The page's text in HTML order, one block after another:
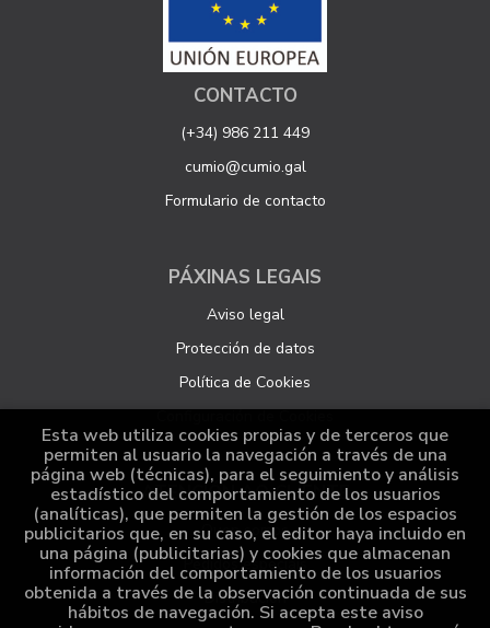
CONTACTO
(+34) 986 211 449
cumio@cumio.gal
Formulario de contacto
PÁXINAS LEGAIS
Aviso legal
Protección de datos
Política de Cookies
ATENCIÓN AO CLIENTE
Quen somos
Pedidos especiais
Distribución
Esta web utiliza cookies propias y de terceros que
permiten al usuario la navegación a través de una
página web (técnicas), para el seguimiento y análisis
estadístico del comportamiento de los usuarios
(analíticas), que permiten la gestión de los espacios
publicitarios que, en su caso, el editor haya incluido en
una página (publicitarias) y cookies que almacenan
información del comportamiento de los usuarios
obtenida a través de la observación continuada de sus
hábitos de navegación. Si acepta este aviso